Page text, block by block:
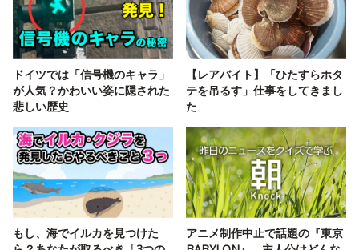
ドイツでは「信号機のキャラ」
が人気？かわいい姿に隠された
悲しい歴史
【レアバイト】「ひたすらホタ
テを吊るす」仕事をしてきまし
た
もし、海でイルカを見つけた
アニメ制作中止で話題の『東京